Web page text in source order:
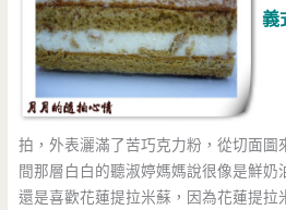
義
拍，外表灑滿了苦巧克力粉，從切面圖
間那層白白的聽淑婷媽媽說很像是鮮奶
還是喜歡花蓮提拉米蘇，因為花蓮提拉